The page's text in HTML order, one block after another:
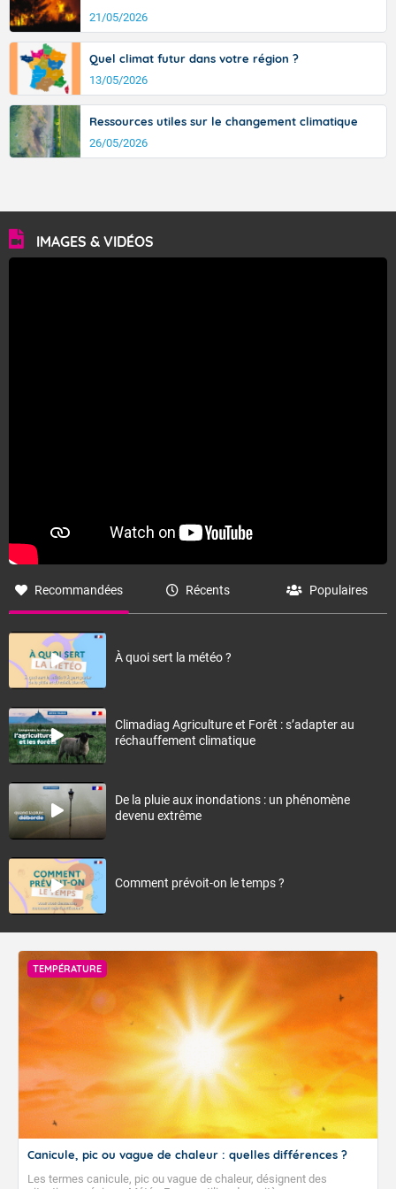
21/05/2026
Quel climat futur dans votre région ?
13/05/2026
Ressources utiles sur le changement climatique
26/05/2026
IMAGES & VIDÉOS
Recommandées Récents Populaires
À quoi sert la météo ?
Climadiag Agriculture et Forêt : s’adapter au
réchauffement climatique
De la pluie aux inondations : un phénomène
devenu extrême
Comment prévoit-on le temps ?
TEMPÉRATURE
Canicule, pic ou vague de chaleur : quelles différences ?
Les termes canicule, pic ou vague de chaleur, désignent des